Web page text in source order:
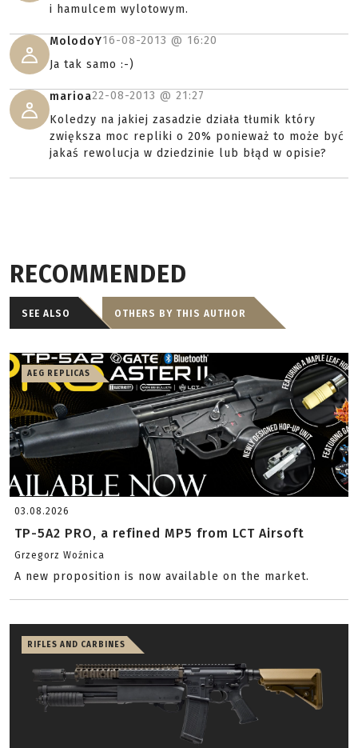
i hamulcem wylotowym.
MolodoY16-08-2013 @ 16:20
Ja tak samo :-)
marioa22-08-2013 @ 21:27
Koledzy na jakiej zasadzie działa tłumik który
zwiększa moc repliki o 20% ponieważ to może być
jakaś rewolucja w dziedzinie lub błąd w opisie?
RECOMMENDED
SEE ALSO OTHERS BY THIS AUTHOR
AEG REPLICAS
03.08.2026
TP-5A2 PRO, a refined MP5 from LCT Airsoft
Grzegorz Woźnica
A new proposition is now available on the market.
RIFLES AND CARBINES